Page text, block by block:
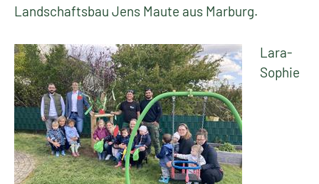
Landschaftsbau Jens Maute aus Marburg.
Lara-
Sophie